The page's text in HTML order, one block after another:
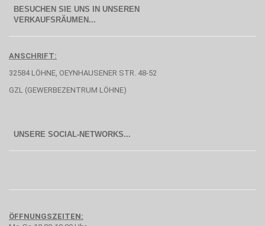
BESUCHEN SIE UNS IN UNSEREN
VERKAUFSRÄUMEN...
ANSCHRIFT:
32584 LÖHNE, OEYNHAUSENER STR. 48-52
GZL (GEWERBEZENTRUM LÖHNE)
UNSERE SOCIAL-NETWORKS...
ÖFFNUNGSZEITEN: